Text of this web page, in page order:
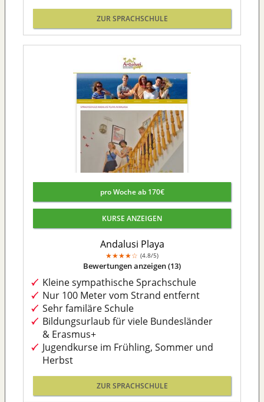
ZUR SPRACHSCHULE
Andalusi Playa
★★★★☆ 4.8/5
Bewertungen anzeigen (13)
Kleine sympathische Sprachschule
Nur 100 Meter vom Strand entfernt
Sehr familäre Schule
Bildungsurlaub für viele Bundesländer
& Erasmus+
Jugendkurse im Frühling, Sommer und
Herbst
ZUR SPRACHSCHULE
pro Woche ab 170€
KURSE ANZEIGEN